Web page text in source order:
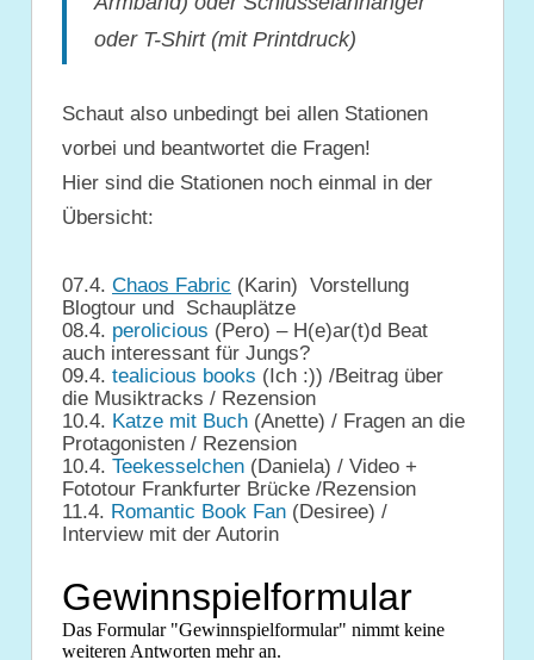
oder T-Shirt (mit Printdruck)
Schaut also unbedingt bei allen Stationen
vorbei und beantwortet die Fragen!
Hier sind die Stationen noch einmal in der
Übersicht:
07.4. Chaos Fabric (Karin) Vorstellung
Blogtour und Schauplätze
08.4. perolicious (Pero) – H(e)ar(t)d Beat
auch interessant für Jungs?
09.4. tealicious books (Ich :)) /Beitrag über
die Musiktracks / Rezension
10.4. Katze mit Buch (Anette) / Fragen an die
Protagonisten / Rezension
10.4. Teekesselchen (Daniela) / Video +
Fototour Frankfurter Brücke /Rezension
11.4. Romantic Book Fan (Desiree) /
Interview mit der Autorin